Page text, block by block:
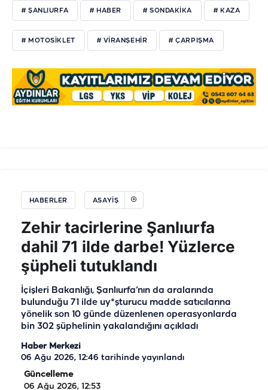
# ŞANLIURFA # HABER # SONDAKIKA # KAZA
# MOTOSIKLET # VIRANŞEHIR # ÇARPIŞMA
HABERLER ASAYIŞ
Zehir tacirlerine Şanlıurfa
dahil 71 ilde darbe! Yüzlerce
şüpheli tutuklandı
İçişleri Bakanlığı, Şanlıurfa’nın da aralarında
bulunduğu 71 ilde uy*şturucu madde satıcılarına
yönelik son 10 günde düzenlenen operasyonlarda
bin 302 şüphelinin yakalandığını açıkladı
Haber Merkezi
06 Ağu 2026, 12:46 tarihinde yayınlandı
Güncelleme
06 Ağu 2026, 12:53